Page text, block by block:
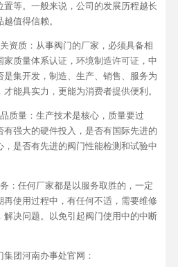
等。一般来说，公司的发展历程越长
值得信赖。
质：从事阀门的厂家，必须具备相
质量体系认证，环境制造许可证，中
是集开发，制造、生产、销售、服务为
能具实力，更能为消费者提供便利。
量：生产技术是核心，质量要过
强大的硬件投入，是否有国际先进的
是否有先进的阀门性能检测和试验中
任何厂家都是以服务取胜的，一定
使用过程中，有任何不适，需要维修
决问题。以免引起阀门使用中的中断
团河南办事处官网：